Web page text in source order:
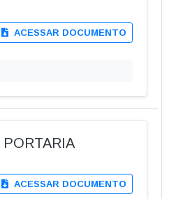
ACESSAR DOCUMENTO
ACESSAR DOCUMENTO